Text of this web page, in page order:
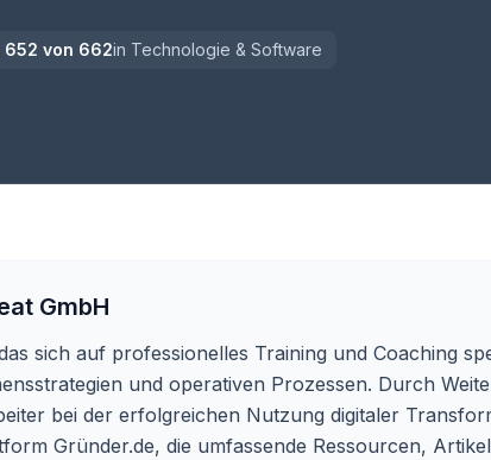
652 von 662in Technologie & Software
GmbH
sich auf professionelles Training und Coaching
und operativen Prozessen. Durch
bei der erfolgreichen Nutzung digitaler
Gründer.de, die umfassende Ressourcen,